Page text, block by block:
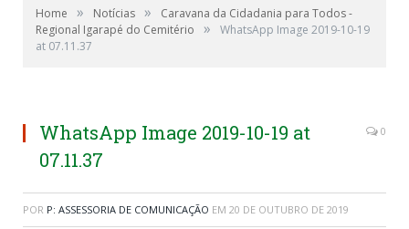
Home » Notícias »
Caravana da Cidadania para Todos -
Regional Igarapé do Cemitério
»
WhatsApp Image 2019-10-19
at 07.11.37
WhatsApp Image 2019-10-19 at
07.11.37
0
POR P: ASSESSORIA DE COMUNICAÇÃO EM 20 DE OUTUBRO DE 2019